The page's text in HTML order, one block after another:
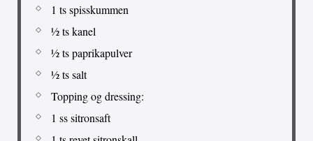
1 ts spisskummen
½ ts kanel
½ ts paprikapulver
½ ts salt
Topping og dressing:
1 ss sitronsaft